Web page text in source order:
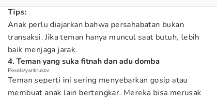
Tips:
Anak perlu diajarkan bahwa persahabatan bukan
transaksi. Jika teman hanya muncul saat butuh, lebih
baik menjaga jarak.
4. Teman yang suka fitnah dan adu domba
Pexels/yankrukov
Teman seperti ini sering menyebarkan gosip atau
membuat anak lain bertengkar. Mereka bisa merusak